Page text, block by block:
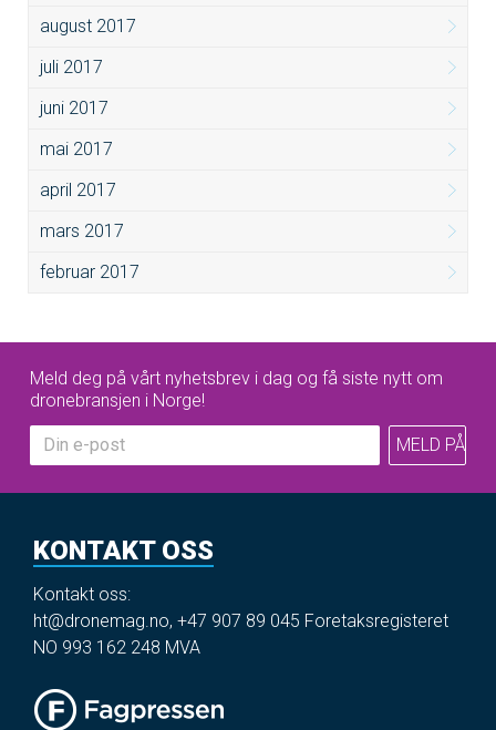
august 2017
juli 2017
juni 2017
mai 2017
april 2017
mars 2017
februar 2017
Meld deg på vårt nyhetsbrev i dag og få siste nytt om
dronebransjen i Norge!
KONTAKT OSS
Kontakt oss:
ht@dronemag.no, +47 907 89 045 Foretaksregisteret
NO 993 162 248 MVA